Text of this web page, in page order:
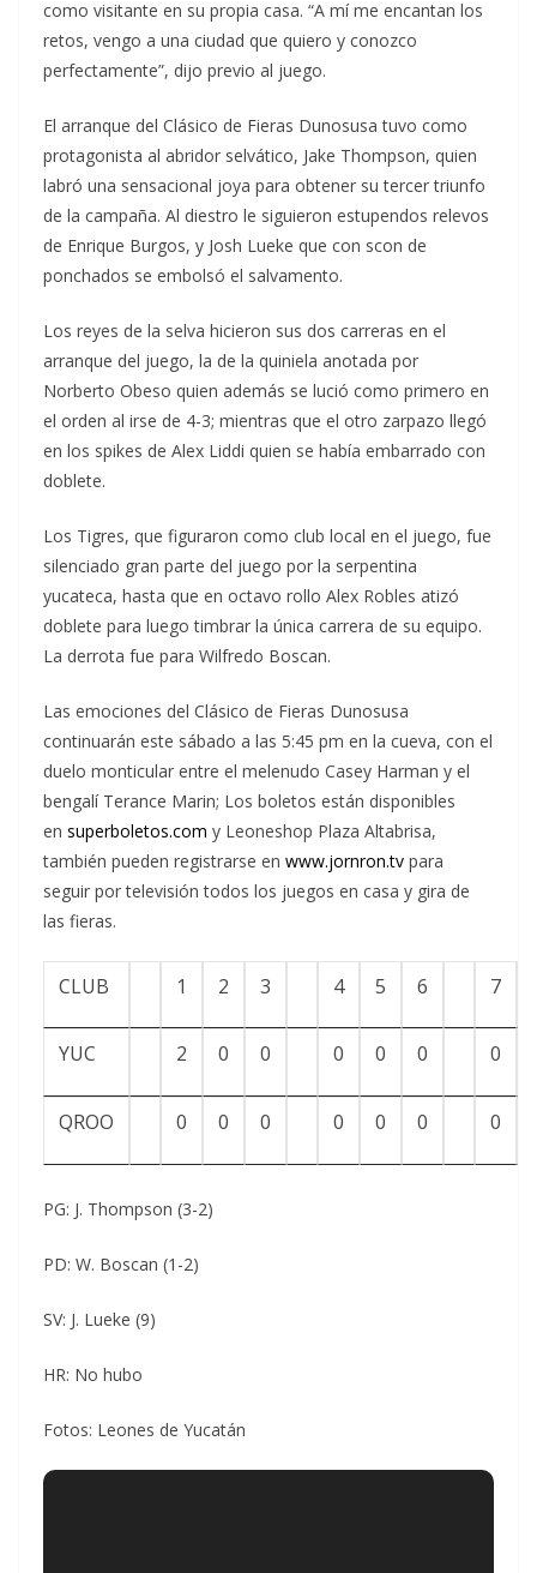
como visitante en su propia casa. “A mí me encantan los
retos, vengo a una ciudad que quiero y conozco
perfectamente”, dijo previo al juego.
El arranque del Clásico de Fieras Dunosusa tuvo como
protagonista al abridor selvático, Jake Thompson, quien
labró una sensacional joya para obtener su tercer triunfo
de la campaña. Al diestro le siguieron estupendos relevos
de Enrique Burgos, y Josh Lueke que con scon de
ponchados se embolsó el salvamento.
Los reyes de la selva hicieron sus dos carreras en el
arranque del juego, la de la quiniela anotada por
Norberto Obeso quien además se lució como primero en
el orden al irse de 4-3; mientras que el otro zarpazo llegó
en los spikes de Alex Liddi quien se había embarrado con
doblete.
Los Tigres, que figuraron como club local en el juego, fue
silenciado gran parte del juego por la serpentina
yucateca, hasta que en octavo rollo Alex Robles atizó
doblete para luego timbrar la única carrera de su equipo.
La derrota fue para Wilfredo Boscan.
Las emociones del Clásico de Fieras Dunosusa
continuarán este sábado a las 5:45 pm en la cueva, con el
duelo monticular entre el melenudo Casey Harman y el
bengalí Terance Marin; Los boletos están disponibles
en superboletos.com y Leoneshop Plaza Altabrisa,
también pueden registrarse en www.jornron.tv para
seguir por televisión todos los juegos en casa y gira de
las fieras.
CLUB 1 2 3 4 5 6 7
YUC 2 0 0 0 0 0 0
QROO 0 0 0 0 0 0 0
PG: J. Thompson (3-2)
PD: W. Boscan (1-2)
SV: J. Lueke (9)
HR: No hubo
Fotos: Leones de Yucatán